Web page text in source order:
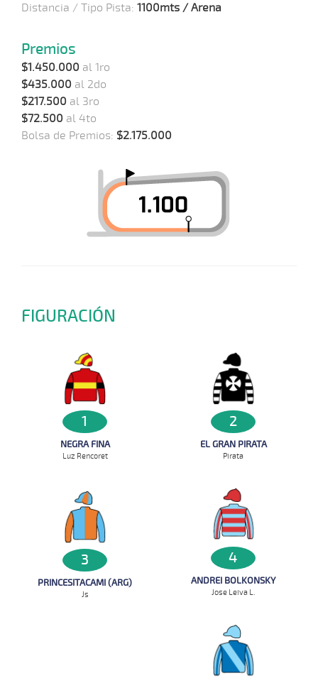
Distancia / Tipo Pista: 1100mts / Arena
Premios
$1.450.000 al 1ro
$435.000 al 2do
$217.500 al 3ro
$72.500 al 4to
Bolsa de Premios: $2.175.000
FIGURACIÓN
1
NEGRA FINA
Luz Rencoret
2
EL GRAN PIRATA
Pirata
3
PRINCESITACAMI (ARG)
Js
4
ANDREI BOLKONSKY
Jose Leiva L.